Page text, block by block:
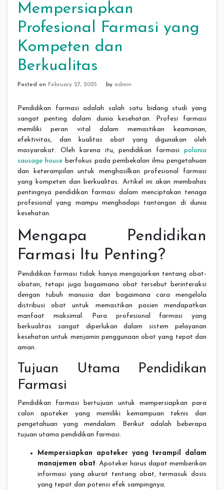
Mempersiapkan
Profesional Farmasi yang
Kompeten dan
Berkualitas
Posted on February 27, 2025 by admin
Pendidikan farmasi adalah salah satu bidang studi yang
sangat penting dalam dunia kesehatan. Profesi farmasi
memiliki peran vital dalam memastikan keamanan,
efektivitas, dan kualitas obat yang digunakan oleh
masyarakat. Oleh karena itu, pendidikan farmasi polonia
sausage houseberfokus pada pembekalan ilmu pengetahuan
dan keterampilan untuk menghasilkan profesional farmasi
yang kompeten dan berkualitas. Artikel ini akan membahas
pentingnya pendidikan farmasi dalam menciptakan tenaga
profesional yang mampu menghadapi tantangan di dunia
kesehatan.
Mengapa Pendidikan
Farmasi Itu Penting?
Pendidikan farmasi tidak hanya mengajarkan tentang obat-
obatan, tetapi juga bagaimana obat tersebut berinteraksi
dengan tubuh manusia dan bagaimana cara mengelola
distribusi obat untuk memastikan pasien mendapatkan
manfaat maksimal. Para profesional farmasi yang
berkualitas sangat diperlukan dalam sistem pelayanan
kesehatan untuk menjamin penggunaan obat yang tepat dan
aman.
Tujuan Utama Pendidikan
Farmasi
Pendidikan farmasi bertujuan untuk mempersiapkan para
calon apoteker yang memiliki kemampuan teknis dan
pengetahuan yang mendalam. Berikut adalah beberapa
tujuan utama pendidikan farmasi:
Mempersiapkan apoteker yang terampil dalam
manajemen obat: Apoteker harus dapat memberikan
informasi yang akurat tentang obat, termasuk dosis
yang tepat dan potensi efek sampingnya.